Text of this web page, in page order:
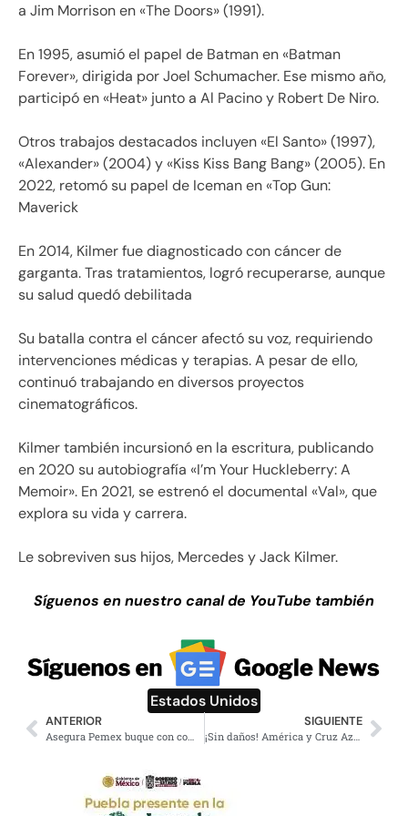
a Jim Morrison en «The Doors» (1991).
En 1995, asumió el papel de Batman en «Batman
Forever», dirigida por Joel Schumacher. Ese mismo año,
participó en «Heat» junto a Al Pacino y Robert De Niro.
Otros trabajos destacados incluyen «El Santo» (1997),
«Alexander» (2004) y «Kiss Kiss Bang Bang» (2005). En
2022, retomó su papel de Iceman en «Top Gun:
Maverick
En 2014, Kilmer fue diagnosticado con cáncer de
garganta. Tras tratamientos, logró recuperarse, aunque
su salud quedó debilitada
Su batalla contra el cáncer afectó su voz, requiriendo
intervenciones médicas y terapias. A pesar de ello,
continuó trabajando en diversos proyectos
cinematográficos.
Kilmer también incursionó en la escritura, publicando
en 2020 su autobiografía «I’m Your Huckleberry: A
Memoir». En 2021, se estrenó el documental «Val», que
explora su vida y carrera.
Le sobreviven sus hijos, Mercedes y Jack Kilmer.
Síguenos en nuestro canal de YouTube también
Estados Unidos
ANTERIOR
Asegura Pemex buque con combustible ilegal en Tampico
SIGUIENTE
¡Sin daños! América y Cruz Azul cierran empate en 1er capítulo de trilogía